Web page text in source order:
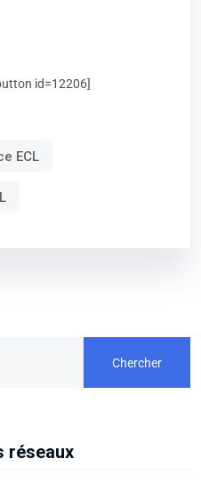
id=12206]
ECL
Chercher
réseaux